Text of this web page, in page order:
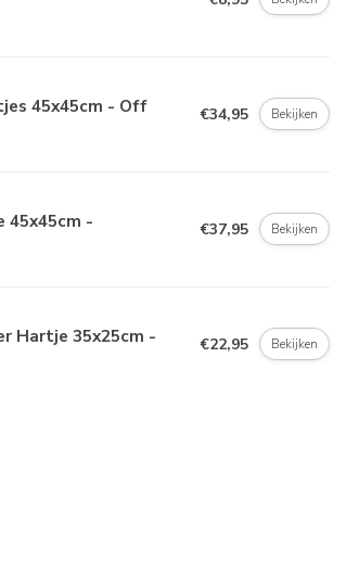
45x45cm - Off €34,95 Bekijken
45x45cm - €37,95 Bekijken
Hartje 35x25cm - €22,95 Bekijken